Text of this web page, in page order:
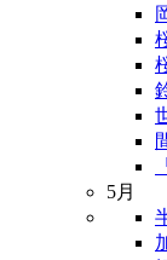
5月